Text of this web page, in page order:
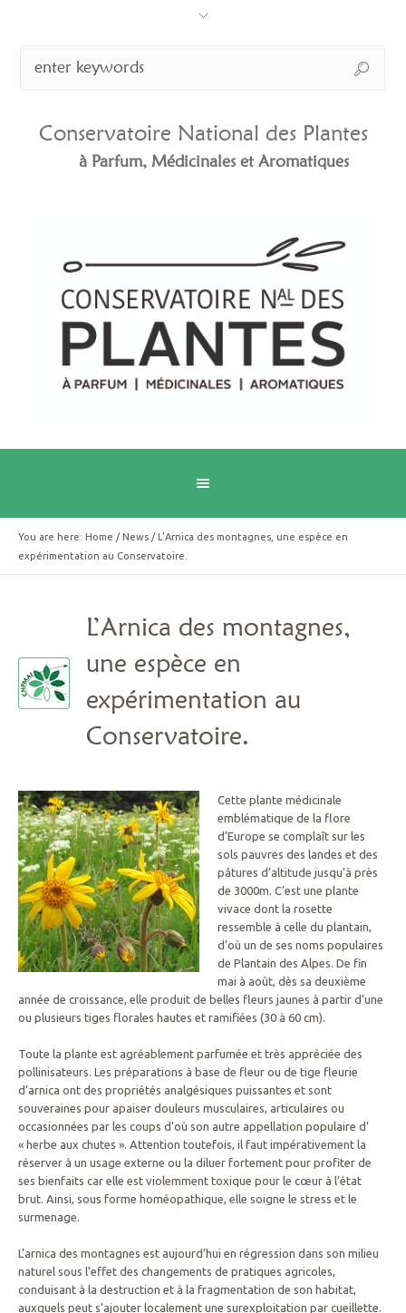
Conservatoire National des Plantes
à Parfum, Médicinales et Aromatiques
You are here: Home / News /
L’Arnica des montagnes, une espèce en
expérimentation au Conservatoire.
L’Arnica des montagnes,
une espèce en
expérimentation au
Conservatoire.
Cette plante médicinale
emblématique de la flore
d’Europe se complaît sur les
sols pauvres des landes et des
pâtures d’altitude jusqu’à près
de 3000m. C’est une plante
vivace dont la rosette
ressemble à celle du plantain,
d’où un de ses noms populaires
de Plantain des Alpes. De fin
mai à août, dès sa deuxième
année de croissance, elle produit de belles fleurs jaunes à partir d’une
ou plusieurs tiges florales hautes et ramifiées (30 à 60 cm).
Toute la plante est agréablement parfumée et très appréciée des
pollinisateurs. Les préparations à base de fleur ou de tige fleurie
d’arnica ont des propriétés analgésiques puissantes et sont
souveraines pour apaiser douleurs musculaires, articulaires ou
occasionnées par les coups d’où son autre appellation populaire d’
« herbe aux chutes ». Attention toutefois, il faut impérativement la
réserver à un usage externe ou la diluer fortement pour profiter de
ses bienfaits car elle est violemment toxique pour le cœur à l’état
brut. Ainsi, sous forme homéopathique, elle soigne le stress et le
surmenage.
L’arnica des montagnes est aujourd’hui en régression dans son milieu
naturel sous l’effet des changements de pratiques agricoles,
conduisant à la destruction et à la fragmentation de son habitat,
auxquels peut s’ajouter localement une surexploitation par cueillette.